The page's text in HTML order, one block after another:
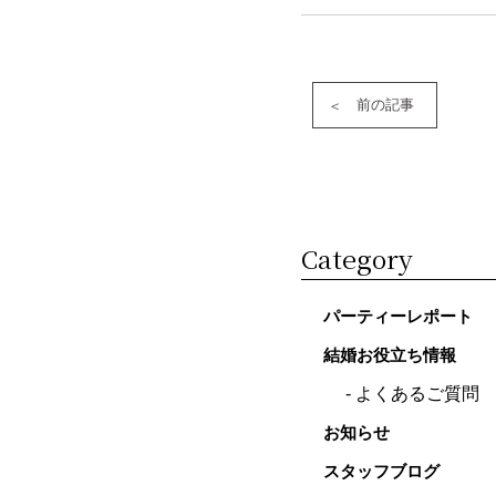
前の記事
Category
パーティーレポート
結婚お役立ち情報
よくあるご質問
お知らせ
スタッフブログ